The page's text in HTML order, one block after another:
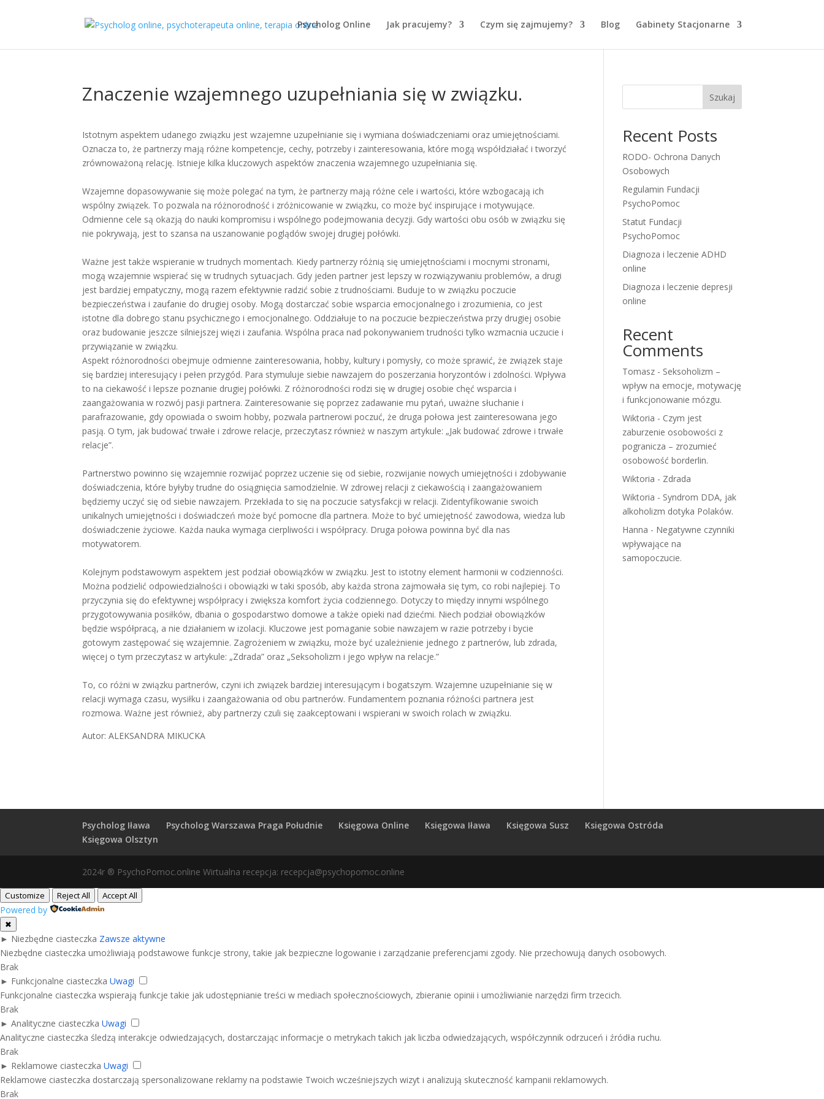
Psycholog Online Jak pracujemy? Czym się zajmujemy? Blog Gabinety Stacjonarne
Znaczenie wzajemnego uzupełniania się w związku.
Istotnym aspektem udanego związku jest wzajemne uzupełnianie się i wymiana doświadczeniami oraz umiejętnościami.
Oznacza to, że partnerzy mają różne kompetencje, cechy, potrzeby i zainteresowania, które mogą współdziałać i tworzyć
zrównoważoną relację. Istnieje kilka kluczowych aspektów znaczenia wzajemnego uzupełniania się.
Wzajemne dopasowywanie się może polegać na tym, że partnerzy mają różne cele i wartości, które wzbogacają ich
wspólny związek. To pozwala na różnorodność i zróżnicowanie w związku, co może być inspirujące i motywujące.
Odmienne cele są okazją do nauki kompromisu i wspólnego podejmowania decyzji. Gdy wartości obu osób w związku się
nie pokrywają, jest to szansa na uszanowanie poglądów swojej drugiej połówki.
Ważne jest także wspieranie w trudnych momentach. Kiedy partnerzy różnią się umiejętnościami i mocnymi stronami,
mogą wzajemnie wspierać się w trudnych sytuacjach. Gdy jeden partner jest lepszy w rozwiązywaniu problemów, a drugi
jest bardziej empatyczny, mogą razem efektywnie radzić sobie z trudnościami. Buduje to w związku poczucie
bezpieczeństwa i zaufanie do drugiej osoby. Mogą dostarczać sobie wsparcia emocjonalnego i zrozumienia, co jest
istotne dla dobrego stanu psychicznego i emocjonalnego. Oddziałuje to na poczucie bezpieczeństwa przy drugiej osobie
oraz budowanie jeszcze silniejszej więzi i zaufania. Wspólna praca nad pokonywaniem trudności tylko wzmacnia uczucie i
przywiązanie w związku.
Aspekt różnorodności obejmuje odmienne zainteresowania, hobby, kultury i pomysły, co może sprawić, że związek staje
się bardziej interesujący i pełen przygód. Para stymuluje siebie nawzajem do poszerzania horyzontów i zdolności. Wpływa
to na ciekawość i lepsze poznanie drugiej połówki. Z różnorodności rodzi się w drugiej osobie chęć wsparcia i
zaangażowania w rozwój pasji partnera. Zainteresowanie się poprzez zadawanie mu pytań, uważne słuchanie i
parafrazowanie, gdy opowiada o swoim hobby, pozwala partnerowi poczuć, że druga połowa jest zainteresowana jego
pasją. O tym, jak budować trwałe i zdrowe relacje, przeczytasz również w naszym artykule: „Jak budować zdrowe i trwałe
relacje”.
Partnerstwo powinno się wzajemnie rozwijać poprzez uczenie się od siebie, rozwijanie nowych umiejętności i zdobywanie
doświadczenia, które byłyby trudne do osiągnięcia samodzielnie. W zdrowej relacji z ciekawością i zaangażowaniem
będziemy uczyć się od siebie nawzajem. Przekłada to się na poczucie satysfakcji w relacji. Zidentyfikowanie swoich
unikalnych umiejętności i doświadczeń może być pomocne dla partnera. Może to być umiejętność zawodowa, wiedza lub
doświadczenie życiowe. Każda nauka wymaga cierpliwości i współpracy. Druga połowa powinna być dla nas
motywatorem.
Kolejnym podstawowym aspektem jest podział obowiązków w związku. Jest to istotny element harmonii w codzienności.
Można podzielić odpowiedzialności i obowiązki w taki sposób, aby każda strona zajmowała się tym, co robi najlepiej. To
przyczynia się do efektywnej współpracy i zwiększa komfort życia codziennego. Dotyczy to między innymi wspólnego
przygotowywania posiłków, dbania o gospodarstwo domowe a także opieki nad dziećmi. Niech podział obowiązków
będzie współpracą, a nie działaniem w izolacji. Kluczowe jest pomaganie sobie nawzajem w razie potrzeby i bycie
gotowym zastępować się wzajemnie. Zagrożeniem w związku, może być uzależnienie jednego z partnerów, lub zdrada,
więcej o tym przeczytasz w artykule: „Zdrada” oraz „Seksoholizm i jego wpływ na relacje.”
To, co różni w związku partnerów, czyni ich związek bardziej interesującym i bogatszym. Wzajemne uzupełnianie się w
relacji wymaga czasu, wysiłku i zaangażowania od obu partnerów. Fundamentem poznania różności partnera jest
rozmowa. Ważne jest również, aby partnerzy czuli się zaakceptowani i wspierani w swoich rolach w związku.
Autor: ALEKSANDRA MIKUCKA
Szukaj
Recent Posts
RODO- Ochrona Danych
Osobowych
Regulamin Fundacji
PsychoPomoc
Statut Fundacji
PsychoPomoc
Diagnoza i leczenie ADHD
online
Diagnoza i leczenie depresji
online
Recent
Comments
Tomasz - Seksoholizm –
wpływ na emocje, motywację
i funkcjonowanie mózgu.
Wiktoria - Czym jest
zaburzenie osobowości z
pogranicza – zrozumieć
osobowość borderlin.
Wiktoria - Zdrada
Wiktoria - Syndrom DDA, jak
alkoholizm dotyka Polaków.
Hanna - Negatywne czynniki
wpływające na
samopoczucie.
Psycholog Iława Psycholog Warszawa Praga Południe Księgowa Online Księgowa Iława Księgowa Susz
Księgowa Ostróda
Księgowa Olsztyn
2024r ® PsychoPomoc.online Wirtualna recepcja: recepcja@psychopomoc.online
Customize Reject All Accept All
Powered by
✖
► Niezbędne ciasteczka Zawsze aktywne
Niezbędne ciasteczka umożliwiają podstawowe funkcje strony, takie jak bezpieczne logowanie i zarządzanie preferencjami zgody. Nie przechowują danych osobowych.
Brak
► Funkcjonalne ciasteczka Uwagi
Funkcjonalne ciasteczka wspierają funkcje takie jak udostępnianie treści w mediach społecznościowych, zbieranie opinii i umożliwianie narzędzi firm trzecich.
Brak
► Analityczne ciasteczka Uwagi
Analityczne ciasteczka śledzą interakcje odwiedzających, dostarczając informacje o metrykach takich jak liczba odwiedzających, współczynnik odrzuceń i źródła ruchu.
Brak
► Reklamowe ciasteczka Uwagi
Reklamowe ciasteczka dostarczają spersonalizowane reklamy na podstawie Twoich wcześniejszych wizyt i analizują skuteczność kampanii reklamowych.
Brak